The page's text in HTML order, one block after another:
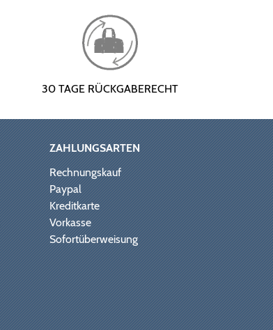
30 TAGE RÜCKGABERECHT
ZAHLUNGSARTEN
Rechnungskauf
Paypal
Kreditkarte
Vorkasse
Sofortüberweisung